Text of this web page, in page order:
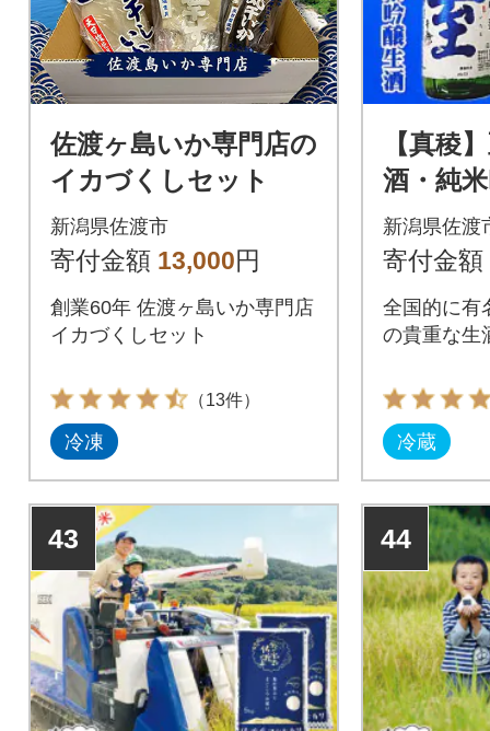
佐渡ヶ島いか専門店の
イカづくしセット
新潟県佐渡市
寄付金額 13,000円
創業60年 佐渡ヶ島いか専門店
イカづくしセット
（13件）
冷凍
【真稜
酒・純
重な「
ト
新潟県佐渡
寄付金額
全国的に有
の貴重な生
冷蔵
43 44